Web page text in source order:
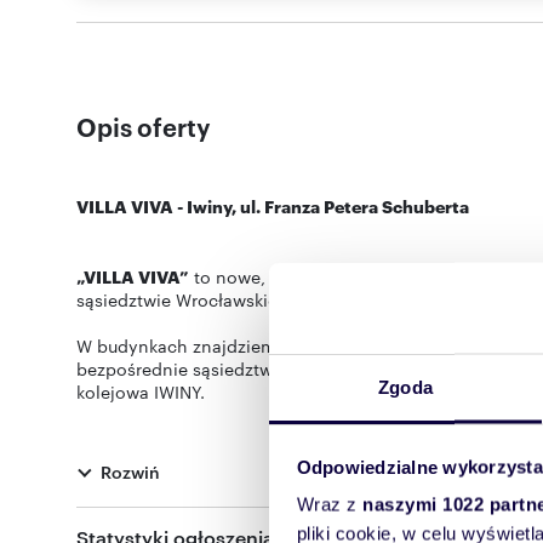
Zgoda
Odpowiedzialne
Wraz z naszymi 1022
pliki cookie, w celu
Opis oferty
VILLA VIVA - Iwiny, ul. Franza Petera Schuberta
„VILLA VIVA” to nowe, funkcjonalne osiedle
sąsiedztwie Wrocławskiego Jagodna.
W budynkach znajdziemy funkcjonalne mieszkania z
bezpośrednie sąsiedztwo terenów zielonych oraz
kolejowa IWINY.
Przystanki autobusowe i ścieżki rowerowe przy ul.
Świetnie rozwinięta infrastruktura okolicy gwarantuje
oddamy funkcjonalnie zaprojektowane części wspólne,
Rozwiń
Statystyki ogłoszenia: